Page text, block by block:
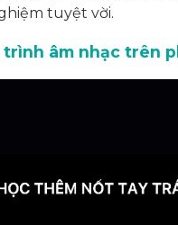
tuyệt vời.
âm nhạc trên